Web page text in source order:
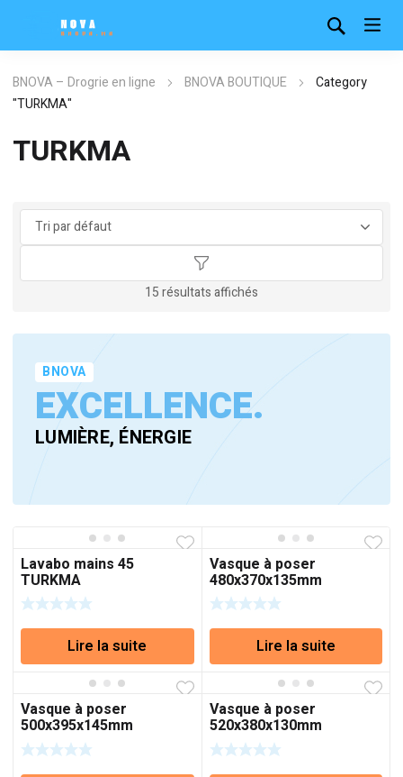
BNOVA – Drogrie en ligne BNOVA BOUTIQUE
Category
"TURKMA"
TURKMA
15 résultats affichés
BNOVA
EXCELLENCE.
LUMIÈRE, ÉNERGIE
Lavabo mains 45
TURKMA
Lire la suite
Vasque à poser
480x370x135mm
Lire la suite
Vasque à poser
500x395x145mm
Vasque à poser
520x380x130mm